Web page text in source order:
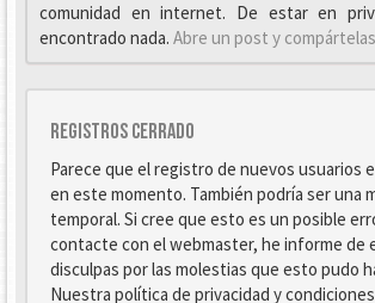
comunidad en internet. De estar en
encontrado nada. Abre un post y compártelas
Registros cerrado
Parece que el registro de nuevos usuarios
en este momento. También podría ser una
temporal. Si cree que esto es un posible
contacte con el webmaster, he informe de
disculpas por las molestias que esto pudo
Nuestra política de privacidad y